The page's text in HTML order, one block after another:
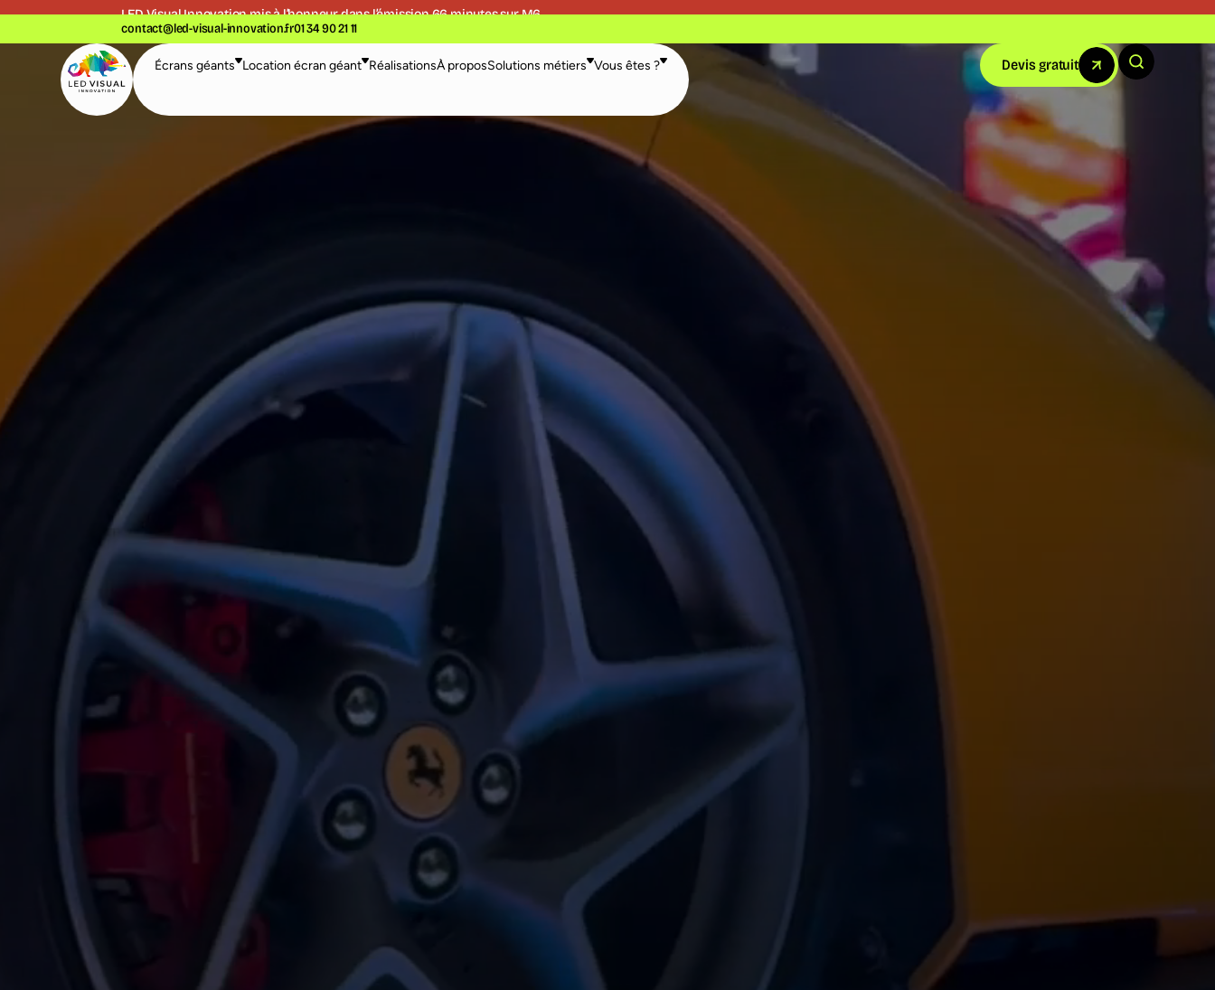
LED Visual Innovation mis à l’honneur dans l’émission 66 minutes sur M6
contact@led-visual-innovation.fr01 34 90 21 11
Écrans géants Location écran géant RéalisationsÀ proposSolutions métiers Vous êtes ? Devis gratuit